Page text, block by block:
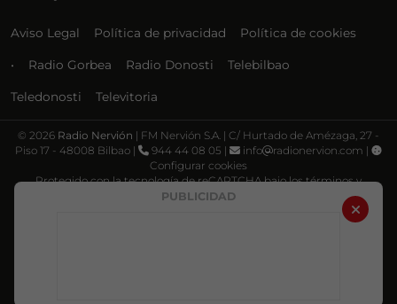
PUBLICIDAD
Aviso Legal Política de privacidad Política de cookies
• Radio Gorbea Radio Donosti Telebilbao
Teledonosti Televitoria
© 2026 Radio Nervión | FM Nervión S.A. | C/ Hurtado de Amézaga, 27 -
Piso 17 - 48008 Bilbao |
944 44 08 05 | info
radionervion.com |
Configurar cookies
Protegido con la tecnología de reCAPTCHA bajo los términos y
Política de privacidad Términos de servicio